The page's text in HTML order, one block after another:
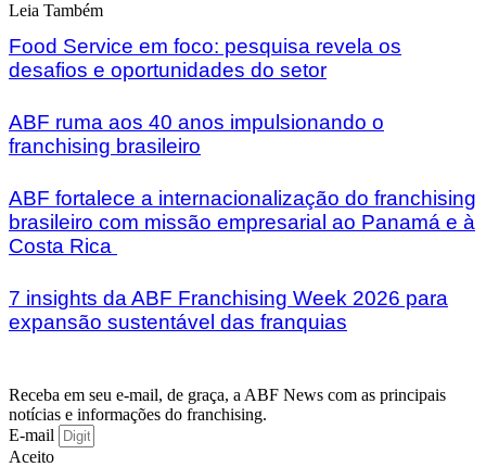
Leia Também
Food Service em foco: pesquisa revela os
desafios e oportunidades do setor
ABF ruma aos 40 anos impulsionando o
franchising brasileiro
ABF fortalece a internacionalização do franchising
brasileiro com missão empresarial ao Panamá e à
Costa Rica
7 insights da ABF Franchising Week 2026 para
expansão sustentável das franquias
Receba em seu e-mail, de graça, a ABF News com as principais
notícias e informações do franchising.
E-mail
Aceito